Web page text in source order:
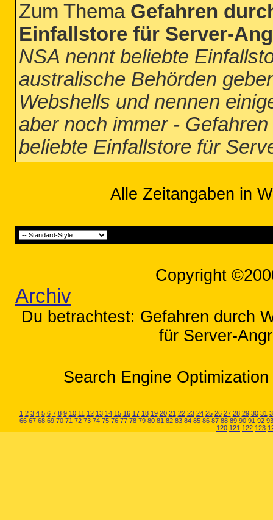
Zum Thema Gefahren
Einfallstore für Server-
NSA nennt beliebte
australische Behörden
Webshells und nennen
aber noch immer -
beliebte Einfallstore für
Alle Zeitangaben in
Copyright
Archiv
Du betrachtest: Gefahren durch
für Server-
Search Engine
1 2 3 4 5 6 7 8 9 10 11 12 13 14 15 16 17 18 19 20 21 22 23 24 25 26 27 28 29 30 31
66 67 68 69 70 71 72 73 74 75 76 77 78 79 80 81 82 83 84 85 86 87 88 89 90 91 92 93
120 121 122 123